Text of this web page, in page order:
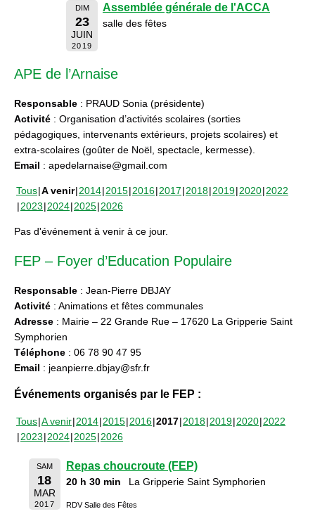
DIM
23
JUIN
2019
Assemblée générale de l'ACCA
salle des fêtes
APE de l’Arnaise
Responsable : PRAUD Sonia (présidente)
Activité : Organisation d’activités scolaires (sorties
pédagogiques, intervenants extérieurs, projets scolaires) et
extra-scolaires (goûter de Noël, spectacle, kermesse).
Email : apedelarnaise@gmail.com
Tous A venir 2014 2015 2016 2017 2018 2019 2020 2022
2023 2024 2025 2026
Pas d'événement à venir à ce jour.
FEP – Foyer d’Education Populaire
Responsable : Jean-Pierre DBJAY
Activité : Animations et fêtes communales
Adresse : Mairie – 22 Grande Rue – 17620 La Gripperie Saint
Symphorien
Téléphone : 06 78 90 47 95
Email : jeanpierre.dbjay@sfr.fr
Événements organisés par le FEP :
Tous A venir 2014 2015 2016 2017 2018 2019 2020 2022
2023 2024 2025 2026
SAM
18
MAR
2017
Repas choucroute (FEP)
20 h 30 min La Gripperie Saint Symphorien
RDV Salle des Fêtes